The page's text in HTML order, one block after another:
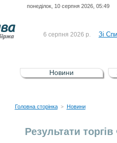
понеділок, 10 серпня 2026, 05:49
6 серпня 2026 р. Зі
5 серпня 2026 р.
Зі
UA4000232607)
4 серпня 2026 р.
Новини
Головна сторінка > Новини
Результати